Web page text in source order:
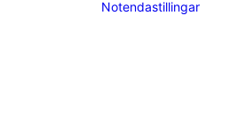
Notendastillingar